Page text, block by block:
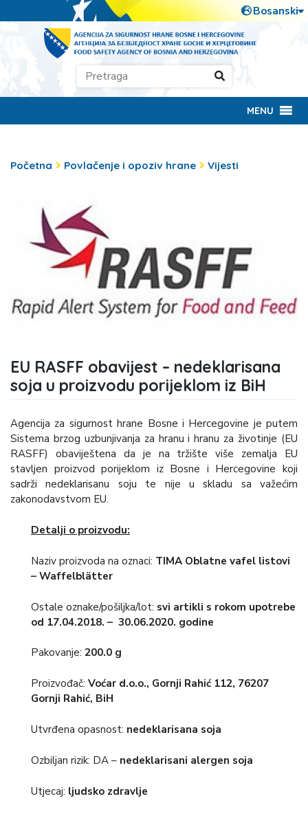
MENU
Početna Povlačenje i opoziv hrane Vijesti
EU RASFF obavijest – nedeklarisana
soja u proizvodu porijeklom iz BiH
Agencija za sigurnost hrane Bosne i Hercegovine je putem
Sistema brzog uzbunjivanja za hranu i hranu za životinje (EU
RASFF) obaviještena da je na tržište više zemalja EU
stavljen proizvod porijeklom iz Bosne i Hercegovine koji
sadrži nedeklarisanu soju te nije u skladu sa važećim
zakonodavstvom EU.
Detalji o proizvodu:
Naziv proizvoda na oznaci: TIMA Oblatne vafel listovi
– Waffelblätter
Ostale oznake/pošiljka/lot: svi artikli s rokom upotrebe
od 17.04.2018. – 30.06.2020. godine
Pakovanje: 200.0 g
Proizvođač: Voćar d.o.o., Gornji Rahić 112, 76207
Gornji Rahić, BiH
Utvrđena opasnost: nedeklarisana soja
Ozbiljan rizik: DA – nedeklarisani alergen soja
Utjecaj: ljudsko zdravlje